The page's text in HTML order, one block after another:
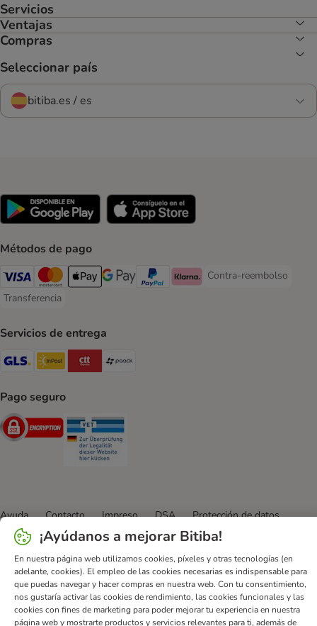
Servicios
Ventajas
Compras
Seleccionar país
bitiba.es / es
Métodos de pago
Visa Payment Method
Mastercard Payment Method
Apple Pay Payment Method
Google Pay Payment Method
PayPal Payment Method
Klarna Payment Method
Contra-reembolso
Contra-reembolso
Transferencia
Transferencia Payment Method
Servicios de entrega
GLS Shipping Method
InPost Shipping Method
CTTExpress Shipping Method
Pago seguro
Security
Ayuda Contacto Impreso DSA
Protección de datos
Condiciones comerciales generales
Declaración de accesibilidad
Newsletter
Gastos de envío y plazos de entrega
Formas de pago
Formulario de desistimiento
Programa de fidelización
App bitiba
Programa de afiliados
Gestión de residuos
¡Ayúdanos a mejorar Bitiba!
En nuestra página web utilizamos cookies, píxeles y otras tecnologías (en
adelante, cookies). El empleo de las cookies necesarias es indispensable para
que puedas navegar y hacer compras en nuestra web. Con tu consentimiento,
nos gustaría activar las cookies de rendimiento, las cookies funcionales y las
cookies con fines de marketing para poder mejorar tu experiencia en nuestra
página web y mostrarte productos y servicios relevantes para ti, además de